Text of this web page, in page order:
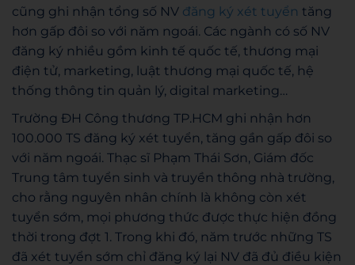
cũng ghi nhận tổng số NV đăng ký xét tuyển tăng
hơn gấp đôi so với năm ngoái. Các ngành có số NV
đăng ký nhiều gồm kinh tế quốc tế, thương mại
điện tử, marketing, luật thương mại quốc tế, hệ
thống thông tin quản lý, digital marketing…
Trường ĐH Công thương TP.HCM ghi nhận hơn
100.000 TS đăng ký xét tuyển, tăng gần gấp đôi so
với năm ngoái. Thạc sĩ Phạm Thái Sơn, Giám đốc
Trung tâm tuyển sinh và truyền thông nhà trường,
cho rằng nguyên nhân chính là không còn xét
tuyển sớm, mọi phương thức được thực hiện đồng
thời trong đợt 1. Trong khi đó, năm trước những TS
đã xét tuyển sớm chỉ đăng ký lại NV đã đủ điều kiện